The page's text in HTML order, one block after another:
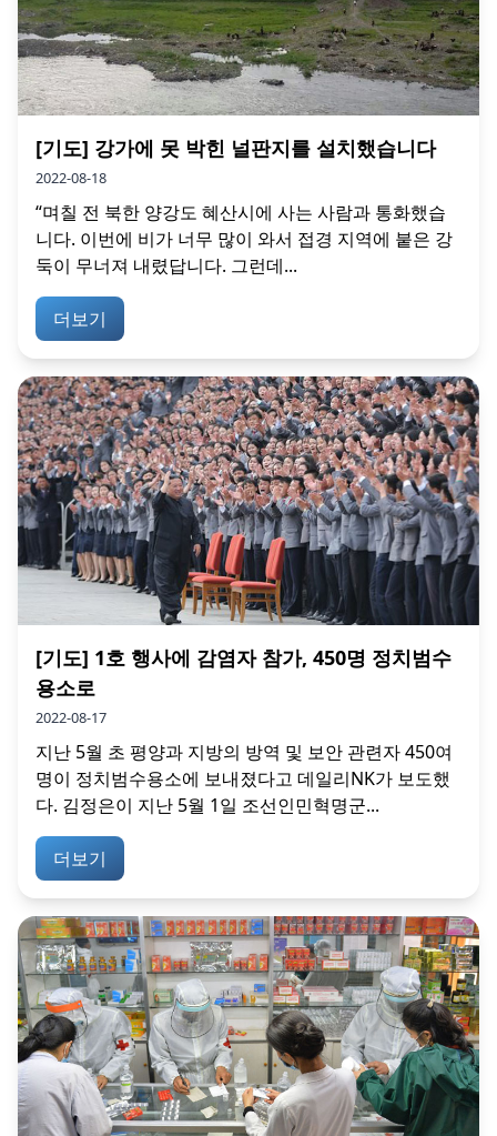
[기도] 강가에 못 박힌 널판지를 설치했습니다
2022-08-18
“며칠 전 북한 양강도 혜산시에 사는 사람과 통화했습
니다. 이번에 비가 너무 많이 와서 접경 지역에 붙은 강
둑이 무너져 내렸답니다. 그런데...
더보기
[기도] 1호 행사에 감염자 참가, 450명 정치범수
용소로
2022-08-17
지난 5월 초 평양과 지방의 방역 및 보안 관련자 450여
명이 정치범수용소에 보내졌다고 데일리NK가 보도했
다. 김정은이 지난 5월 1일 조선인민혁명군...
더보기